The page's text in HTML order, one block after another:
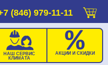
(846) 979-11-11
НАШ СЕРВИС
КЛИМАТА
АКЦИИ И СКИДКИ